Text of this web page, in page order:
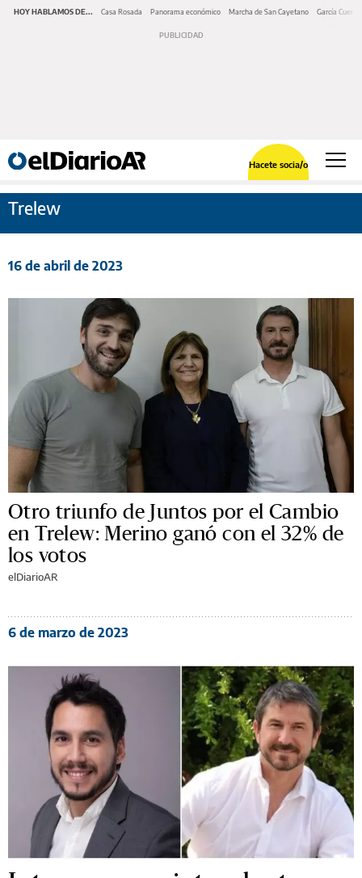
HOY HABLAMOS DE... Casa Rosada Panorama económico Marcha de San Cayetano García Cuerva
Hacete socia/o
Trelew
16 de abril de 2023
Otro triunfo de Juntos por el Cambio
en Trelew: Merino ganó con el 32% de
los votos
elDiarioAR
6 de marzo de 2023